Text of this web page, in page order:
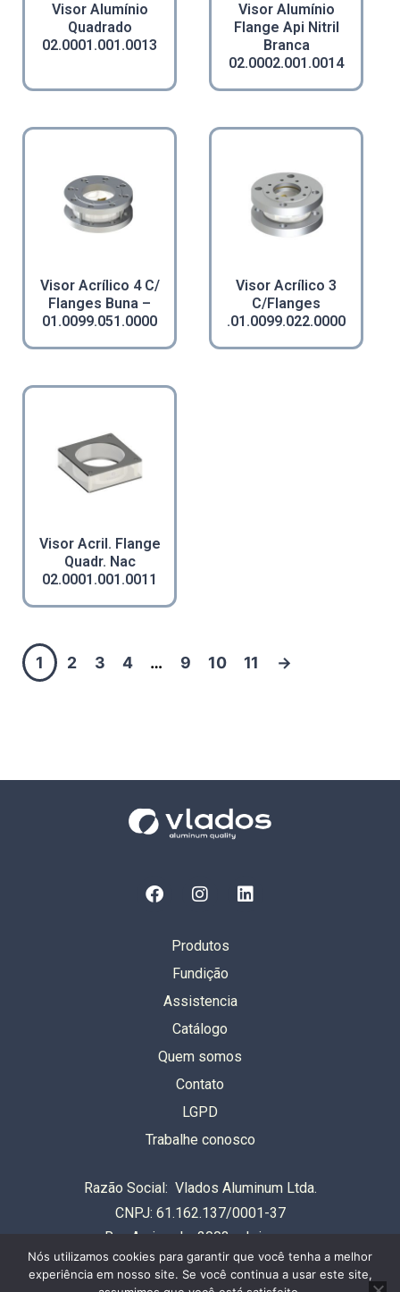
Visor Alumínio
Quadrado
02.0001.001.0013
Visor Alumínio
Flange Api Nitril
Branca
02.0002.001.0014
Visor Acrílico 4 C/
Flanges Buna –
01.0099.051.0000
Visor Acrílico 3
C/Flanges
.01.0099.022.0000
Visor Acril. Flange
Quadr. Nac
02.0001.001.0011
1 2 3 4 … 9 10 11 →
Produtos
Fundição
Assistencia
Catálogo
Quem somos
Contato
LGPD
Trabalhe conosco
Razão Social: Vlados Aluminum Ltda.
CNPJ: 61.162.137/0001-37
Rua Auriverde, 2003 – Ipiranga
São Paulo – SP – Brasil
CEP 04222-002
Nós utilizamos cookies para garantir que você tenha a melhor
experiência em nosso site. Se você continua a usar este site,